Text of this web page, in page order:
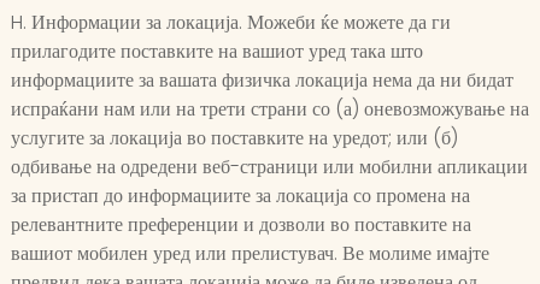
H. Информации за локација. Можеби ќе можете да ги
прилагодите поставките на вашиот уред така што
информациите за вашата физичка локација нема да ни бидат
испраќани нам или на трети страни со (а) оневозможување на
услугите за локација во поставките на уредот; или (б)
одбивање на одредени веб-страници или мобилни апликации
за пристап до информациите за локација со промена на
релевантните преференции и дозволи во поставките на
вашиот мобилен уред или прелистувач. Ве молиме имајте